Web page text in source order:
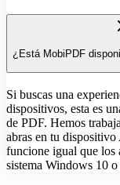
¿Está MobiPDF
Si buscas una
dispositivos, esta es
de PDF. Hemos
abras en tu
funcione igual que los
sistema Windows 10